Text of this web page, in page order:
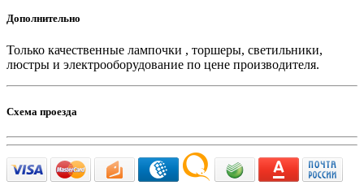
Дополнительно
Только качественные лампочки , торшеры, светильники,
люстры и электрооборудование по цене производителя.
Схема проезда